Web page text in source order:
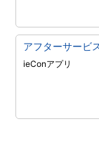
アフターサービ
ieConアプリ